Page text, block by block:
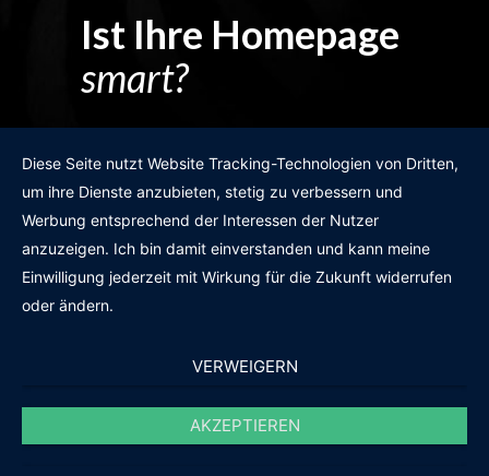
Ist Ihre Homepage
smart?
GRATIS WEBSITE-CHECK
des19n.at|iwant@des19n.at
Diese Seite nutzt Website Tracking-Technologien von Dritten,
um ihre Dienste anzubieten, stetig zu verbessern und
Werbung entsprechend der Interessen der Nutzer
anzuzeigen. Ich bin damit einverstanden und kann meine
Einwilligung jederzeit mit Wirkung für die Zukunft widerrufen
oder ändern.
VERWEIGERN
AKZEPTIEREN